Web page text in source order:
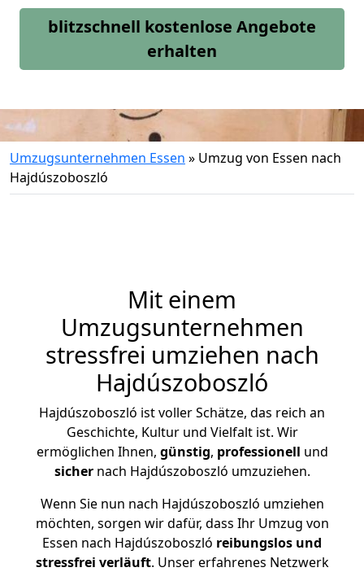
blitzschnell kostenlose Angebote
erhalten
Umzugsunternehmen Essen » Umzug von Essen nach
Hajdúszoboszló
Mit einem
Umzugsunternehmen
stressfrei umziehen nach
Hajdúszoboszló
Hajdúszoboszló ist voller Schätze, das reich an
Geschichte, Kultur und Vielfalt ist. Wir
ermöglichen Ihnen, günstig, professionell und
sichernach Hajdúszoboszló umzuziehen.
Wenn Sie nun nach Hajdúszoboszló umziehen
möchten, sorgen wir dafür, dass Ihr Umzug von
Essen nach Hajdúszoboszló reibungslos und
stressfrei verläuft. Unser erfahrenes Netzwerk